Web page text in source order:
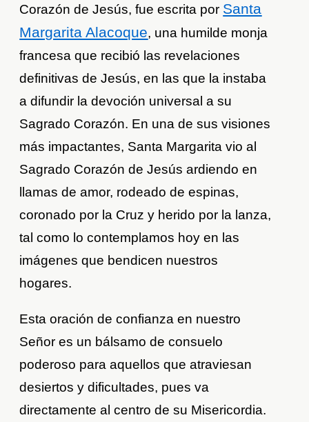
Corazón de Jesús, fue escrita por Santa
Margarita Alacoque, una humilde monja
francesa que recibió las revelaciones
definitivas de Jesús, en las que la instaba
a difundir la devoción universal a su
Sagrado Corazón. En una de sus visiones
más impactantes, Santa Margarita vio al
Sagrado Corazón de Jesús ardiendo en
llamas de amor, rodeado de espinas,
coronado por la Cruz y herido por la lanza,
tal como lo contemplamos hoy en las
imágenes que bendicen nuestros
hogares.
Esta oración de confianza en nuestro
Señor es un bálsamo de consuelo
poderoso para aquellos que atraviesan
desiertos y dificultades, pues va
directamente al centro de su Misericordia.